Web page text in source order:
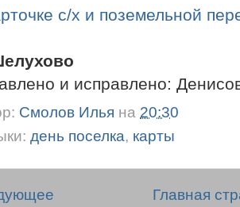
с/х и поземельной
и исправлено:
Смолов Илья на 20:30
день поселка, карты
Главная